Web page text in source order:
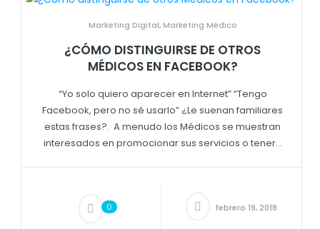
Marketing Digital, Marketing Médico
¿CÓMO DISTINGUIRSE DE OTROS
MÉDICOS EN FACEBOOK?
“Yo solo quiero aparecer en Internet” “Tengo
Facebook, pero no sé usarlo” ¿Le suenan familiares
estas frases?. A menudo los Médicos se muestran
interesados en promocionar sus servicios o tener...
0 febrero 19, 2018